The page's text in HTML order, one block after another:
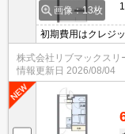
画像：13枚
初期費用はクレジ
気の家具家電付き
株式会社リブマックスリ
情報更新日 2026/08/04